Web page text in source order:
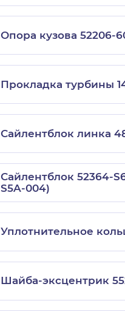
Опора кузова 52206-
Прокладка турбины
Сайлентблок линка
Сайлентблок 52364-
S5A-004)
Уплотнительное
Шайба-эксцентрик